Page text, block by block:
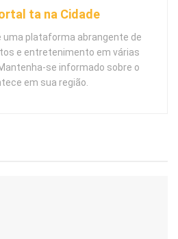
ta na Cidade
uma plataforma abrangente de
e entretenimento em várias
se informado sobre o
em sua região.